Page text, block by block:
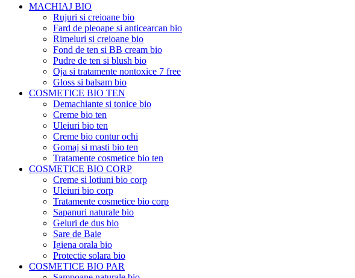
MACHIAJ BIO
Rujuri si creioane bio
Fard de pleoape si anticearcan bio
Rimeluri si creioane bio
Fond de ten si BB cream bio
Pudre de ten si blush bio
Oja si tratamente nontoxice 7 free
Gloss si balsam bio
COSMETICE BIO TEN
Demachiante si tonice bio
Creme bio ten
Uleiuri bio ten
Creme bio contur ochi
Gomaj si masti bio ten
Tratamente cosmetice bio ten
COSMETICE BIO CORP
Creme si lotiuni bio corp
Uleiuri bio corp
Tratamente cosmetice bio corp
Sapanuri naturale bio
Geluri de dus bio
Sare de Baie
Igiena orala bio
Protectie solara bio
COSMETICE BIO PAR